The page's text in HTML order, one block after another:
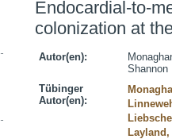
Endocardial-to-
colonization at
Autor(en):
Shannon
Tübinger
Autor(en):